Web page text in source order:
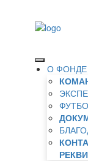
О ФОНДЕ